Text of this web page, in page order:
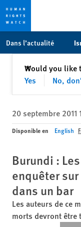
toto
content
Dans l’actualité
Would you like
Yes
No,
✕Fermer
20 septembre 2011
Disponible en English
Burundi :
enquêter
dans un bar
Les auteurs de ce
morts devront être